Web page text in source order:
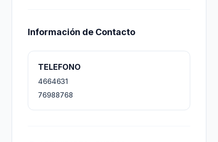
Información de Contacto
TELEFONO
4664631
76988768